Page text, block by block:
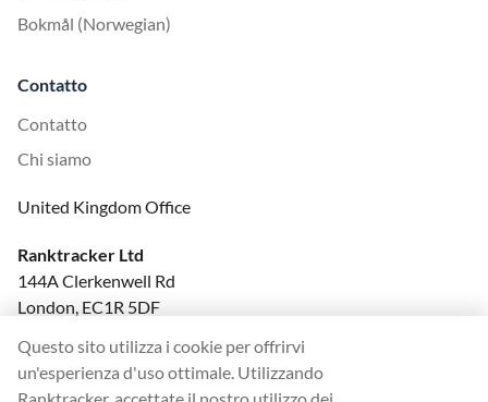
Bokmål (Norwegian)
Contatto
Contatto
Chi siamo
United Kingdom Office
Ranktracker Ltd
144A Clerkenwell Rd
London, EC1R 5DF
felix@ranktracker.com
Questo sito utilizza i cookie per offrirvi
un'esperienza d'uso ottimale. Utilizzando